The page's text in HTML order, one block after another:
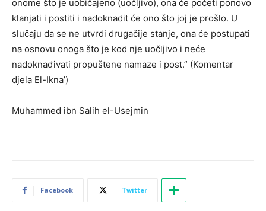
onome što je uobičajeno (uočljivo), ona će početi ponovo
klanjati i postiti i nadoknadit će ono što joj je prošlo. U
slučaju da se ne utvrdi drugačije stanje, ona će postupati
na osnovu onoga što je kod nje uočljivo i neće
nadoknađivati propuštene namaze i post.” (Komentar
djela El-Ikna’)
Muhammed ibn Salih el-Usejmin
Facebook Twitter